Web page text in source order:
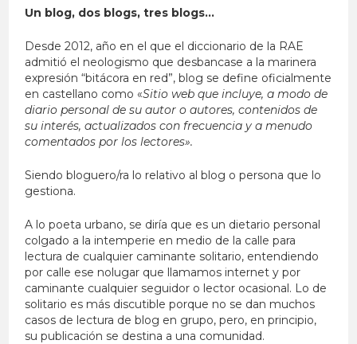
Un blog, dos blogs, tres blogs…
Desde 2012, año en el que el diccionario de la RAE
admitió el neologismo que desbancase a la marinera
expresión “bitácora en red”, blog se define oficialmente
en castellano como «Sitio web que incluye, a modo de
diario personal de su autor o autores, contenidos de
su interés, actualizados con frecuencia y a menudo
comentados por los lectores».
Siendo bloguero/ra lo relativo al blog o persona que lo
gestiona.
A lo poeta urbano, se diría que es un dietario personal
colgado a la intemperie en medio de la calle para
lectura de cualquier caminante solitario, entendiendo
por calle ese nolugar que llamamos internet y por
caminante cualquier seguidor o lector ocasional. Lo de
solitario es más discutible porque no se dan muchos
casos de lectura de blog en grupo, pero, en principio,
su publicación se destina a una comunidad.